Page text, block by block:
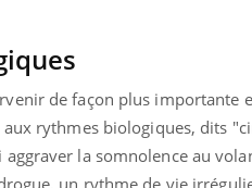
de façon plus importante
aux rythmes biologiques, dits
aggraver la somnolence au
un rythme de vie